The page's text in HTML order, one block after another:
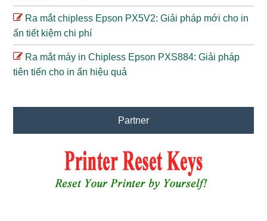
Ra mắt chipless Epson PX5V2: Giải pháp mới cho in
ấn tiết kiệm chi phí
Ra mắt máy in Chipless Epson PXS884: Giải pháp
tiên tiến cho in ấn hiệu quả
Partner